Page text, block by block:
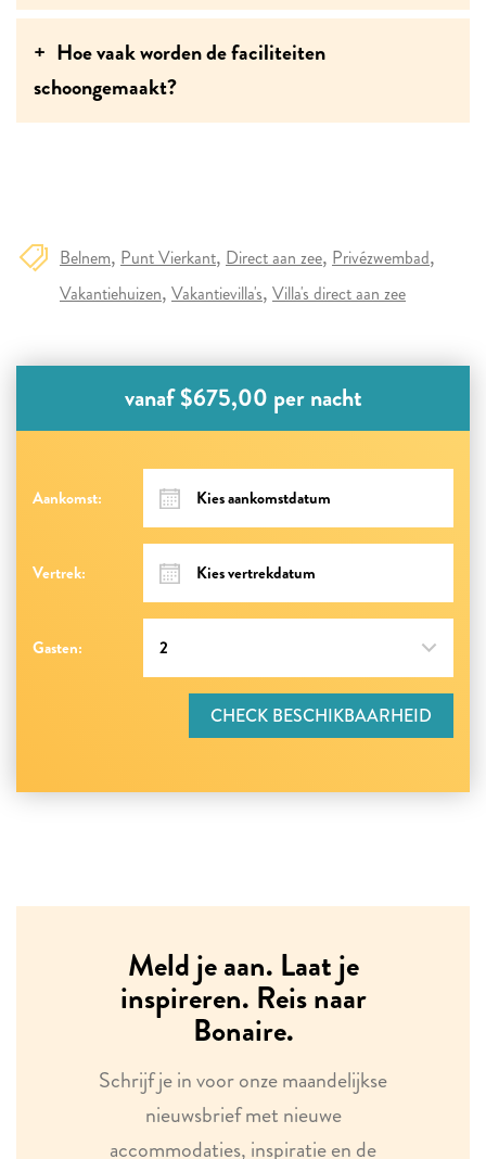
Hoe vaak worden de faciliteiten
schoongemaakt?
Belnem Punt Vierkant Direct aan zee Privézwembad
Vakantiehuizen Vakantievilla's Villa's direct aan zee
vanaf $675,00 per nacht
Aankomst:
Vertrek:
Gasten:
CHECK BESCHIKBAARHEID
Meld je aan. Laat je
inspireren. Reis naar
Bonaire.
Schrijf je in voor onze maandelijkse
nieuwsbrief met nieuwe
accommodaties, inspiratie en de